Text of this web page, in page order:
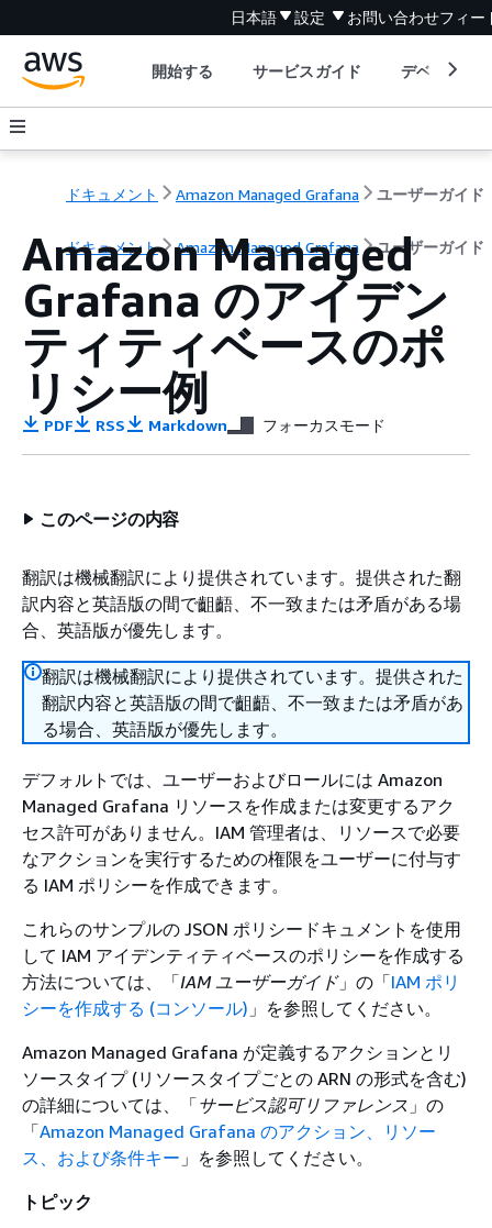
日本語 設定 お問い合わせフィー
開始する サービスガイド デベロッパ
ドキュメント Amazon Managed Grafana ユーザーガイド
ドキュメント Amazon Managed Grafana ユーザーガイド
Amazon Managed
Grafana のアイデン
ティティベースのポ
リシー例
PDF RSS Markdown フォーカスモード
このページの内容
翻訳は機械翻訳により提供されています。提供された翻
訳内容と英語版の間で齟齬、不一致または矛盾がある場
合、英語版が優先します。
翻訳は機械翻訳により提供されています。提供された
翻訳内容と英語版の間で齟齬、不一致または矛盾があ
る場合、英語版が優先します。
デフォルトでは、ユーザーおよびロールには Amazon
Managed Grafana リソースを作成または変更するアク
セス許可がありません。IAM 管理者は、リソースで必要
なアクションを実行するための権限をユーザーに付与す
る IAM ポリシーを作成できます。
これらのサンプルの JSON ポリシードキュメントを使用
して IAM アイデンティティベースのポリシーを作成する
方法については、「IAM ユーザーガイド」の「IAM ポリ
シーを作成する (コンソール) 」を参照してください。
Amazon Managed Grafana が定義するアクションとリ
ソースタイプ (リソースタイプごとの ARN の形式を含む)
の詳細については、「サービス認可リファレンス 」の
「Amazon Managed Grafana のアクション、リソー
ス、および条件キー 」を参照してください。
トピック